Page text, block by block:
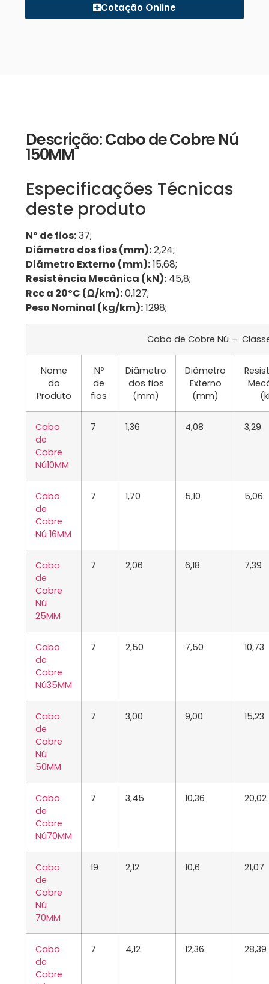
Cotação Online
Descrição: Cabo de Cobre Nú
150MM
Especificações Técnicas
deste produto
Nº de fios:37;
Diâmetro dos fios (mm):2,24;
Diâmetro Externo (mm):15,68;
Resistência Mecânica (kN): 45,8;
Rcc a 20ºC (Ω/km):0,127;
Peso Nominal (kg/km):1298;
Cabo de Cobre Nú –
Nome
do
Produto
Nº
de
fios
Diâmetro
dos fios
(mm)
Diâmetro
Externo
(mm)
Cabo
de
Cobre
Nú10MM
7 1,36 4,08 3,29
Cabo
de
Cobre
Nú 16MM
7 1,70 5,10 5,06
Cabo
de
Cobre
Nú
25MM
7 2,06 6,18 7,39
Cabo
de
Cobre
Nú35MM
7 2,50 7,50 10,73
Cabo
de
Cobre
Nú
50MM
7 3,00 9,00 15,23
Cabo
de
Cobre
Nú70MM
7 3,45 10,36 20,02
Cabo
de
Cobre
Nú
70MM
19 2,12 10,6 21,07
Cabo
de
Cobre
7 4,12 12,36 28,39